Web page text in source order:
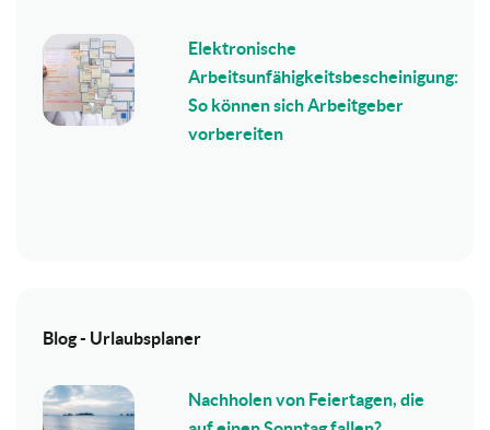
Elektronische
Arbeitsunfähigkeitsbescheinigung:
So können sich Arbeitgeber
vorbereiten
Blog - Urlaubsplaner
Nachholen von Feiertagen, die